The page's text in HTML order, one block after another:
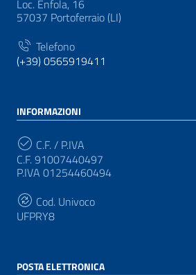
Loc. Enfola, 16
57037 Portoferraio (LI)
Telefono
(+39) 0565919411
INFORMAZIONI
C.F. / P.IVA
C.F. 91007440497
P.IVA 01254460494
Cod. Univoco
UFPRY8
POSTA ELETTRONICA